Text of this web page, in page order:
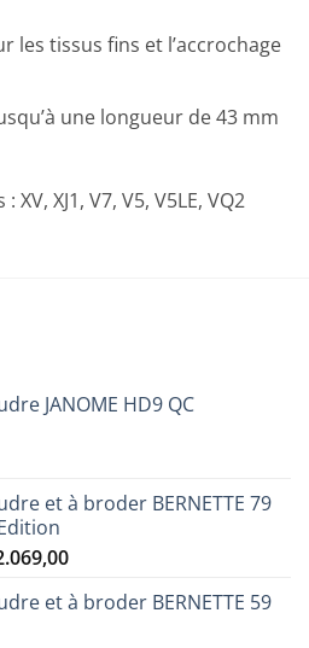
les tissus fins et l’accrochage
une longueur de 43 mm
XJ1, V7, V5, V5LE, VQ2
JANOME HD9 QC
et à broder BERNETTE 79
Le
actuel
et à broder BERNETTE 59